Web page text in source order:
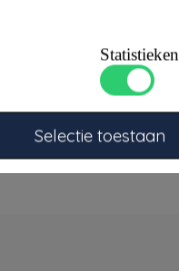
Statistieken
Selectie toestaan